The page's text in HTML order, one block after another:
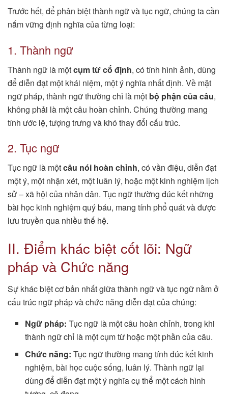
Trước hết, để phân biệt thành ngữ và tục ngữ, chúng ta cần
nắm vững định nghĩa của từng loại:
1. Thành ngữ
Thành ngữ là mộtcụm từ cố định, có tính hình ảnh, dùng
để diễn đạt một khái niệm, một ý nghĩa nhất định. Về mặt
ngữ pháp, thành ngữ thường chỉ là một bộ phận của câu,
không phải là một câu hoàn chỉnh. Chúng thường mang
tính ước lệ, tượng trưng và khó thay đổi cấu trúc.
2. Tục ngữ
Tục ngữ là mộtcâu nói hoàn chỉnh, có vần điệu, diễn đạt
một ý, một nhận xét, một luân lý, hoặc một kinh nghiệm lịch
sử – xã hội của nhân dân. Tục ngữ thường đúc kết những
bài học kinh nghiệm quý báu, mang tính phổ quát và được
lưu truyền qua nhiều thế hệ.
II. Điểm khác biệt cốt lõi: Ngữ
pháp và Chức năng
Sự khác biệt cơ bản nhất giữa thành ngữ và tục ngữ nằm ở
cấu trúc ngữ pháp và chức năng diễn đạt của chúng:
Ngữ pháp: Tục ngữ là một câu hoàn chỉnh, trong khi
thành ngữ chỉ là một cụm từ hoặc một phần của câu.
Chức năng: Tục ngữ thường mang tính đúc kết kinh
nghiệm, bài học cuộc sống, luân lý. Thành ngữ lại
dùng để diễn đạt một ý nghĩa cụ thể một cách hình